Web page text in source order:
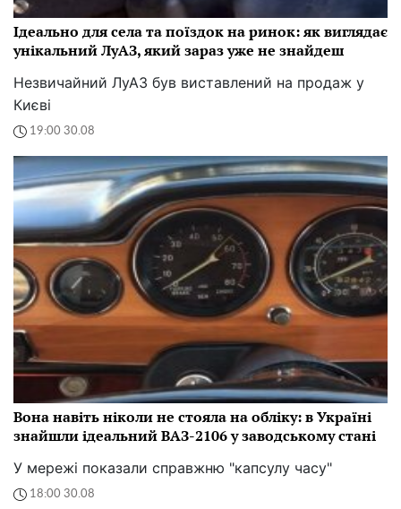
Ідеально для села та поїздок на ринок: як виглядає
унікальний ЛуАЗ, який зараз уже не знайдеш
Незвичайний ЛуАЗ був виставлений на продаж у
Києві
19:00 30.08
Вона навіть ніколи не стояла на обліку: в Україні
знайшли ідеальний ВАЗ-2106 у заводському стані
У мережі показали справжню "капсулу часу"
18:00 30.08